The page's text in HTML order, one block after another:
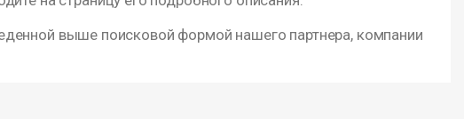
выше поисковой формой нашего партнера, компании